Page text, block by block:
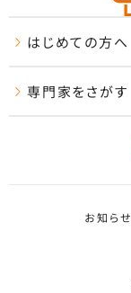
はじめての方へ
専門家をさがす
お知らせ